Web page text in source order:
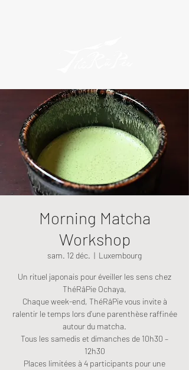
Morning Matcha
Workshop
sam. 12 déc.
  |
Luxembourg
Un rituel japonais pour éveiller les sens chez
ThéRâPie Ochaya,
Chaque week-end, ThéRâPie vous invite à
ralentir le temps lors d’une parenthèse raffinée
autour du matcha.
Tous les samedis et dimanches de 10h30 –
12h30
Places limitées à 4 participants pour une